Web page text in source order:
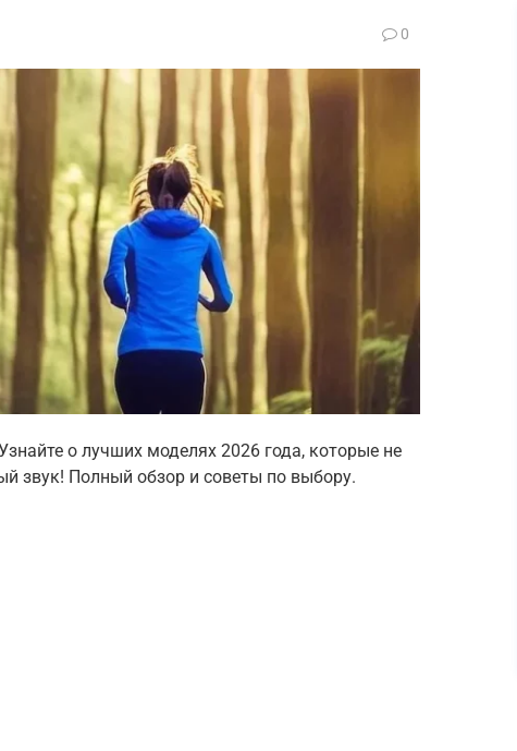
0
о лучших моделях 2026 года, которые не
звук! Полный обзор и советы по выбору.